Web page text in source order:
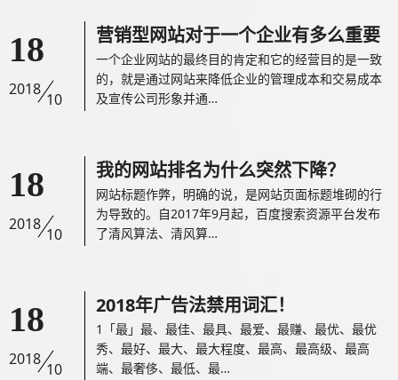
18
2018
10
营销型网站对于一个企业有多么重要
一个企业网站的最终目的肯定和它的经营目的是一致
的，就是通过网站来降低企业的管理成本和交易成本
及宣传公司形象并通…
18
2018
10
我的网站排名为什么突然下降？
网站标题作弊，明确的说，是网站页面标题堆砌的行
为导致的。自2017年9月起，百度搜索资源平台发布
了清风算法、清风算…
18
2018
10
2018年广告法禁用词汇！
1「最」最、最佳、最具、最爱、最赚、最优、最优
秀、最好、最大、最大程度、最高、最高级、最高
端、最奢侈、最低、最…